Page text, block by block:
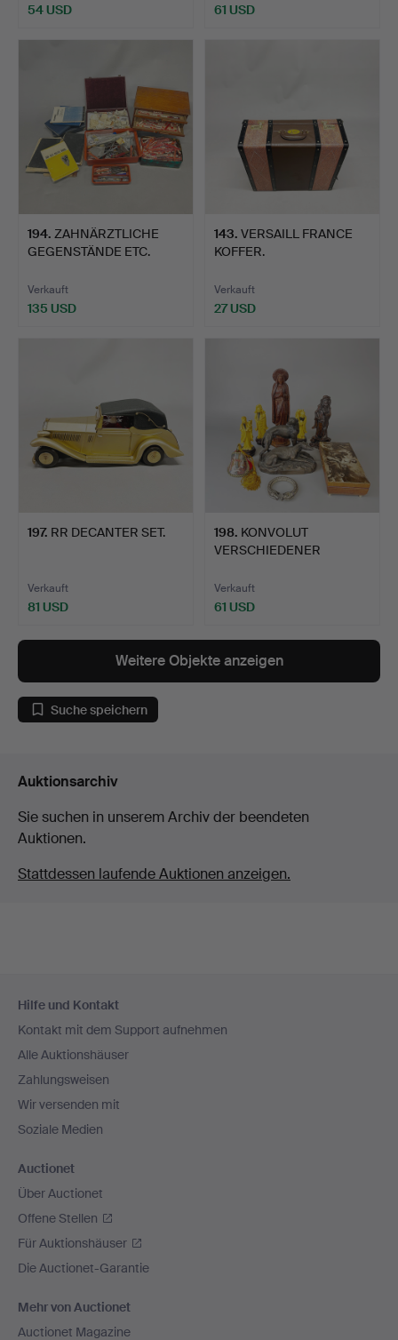
54 USD 61 USD
194. ZAHNÄRZTLICHE
GEGENSTÄNDE ETC.
Verkauft
135 USD
143. VERSAILL FRANCE
KOFFER.
Verkauft
27 USD
197. RR DECANTER SET.
Verkauft
81 USD
198. KONVOLUT
VERSCHIEDENER
Verkauft
61 USD
Weitere Objekte anzeigen
Suche speichern
Auktionsarchiv
Sie suchen in unserem Archiv der beendeten
Auktionen.
Stattdessen laufende Auktionen anzeigen.
Navigation
Hilfe und Kontakt
Kontakt mit dem Support aufnehmen
Alle Auktionshäuser
Zahlungsweisen
Wir versenden mit
Soziale Medien
Auctionet
Über Auctionet
Offene Stellen
Für Auktionshäuser
Die Auctionet-Garantie
Mehr von Auctionet
Auctionet Magazine